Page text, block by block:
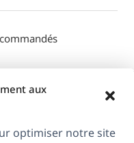
aux
optimiser notre site